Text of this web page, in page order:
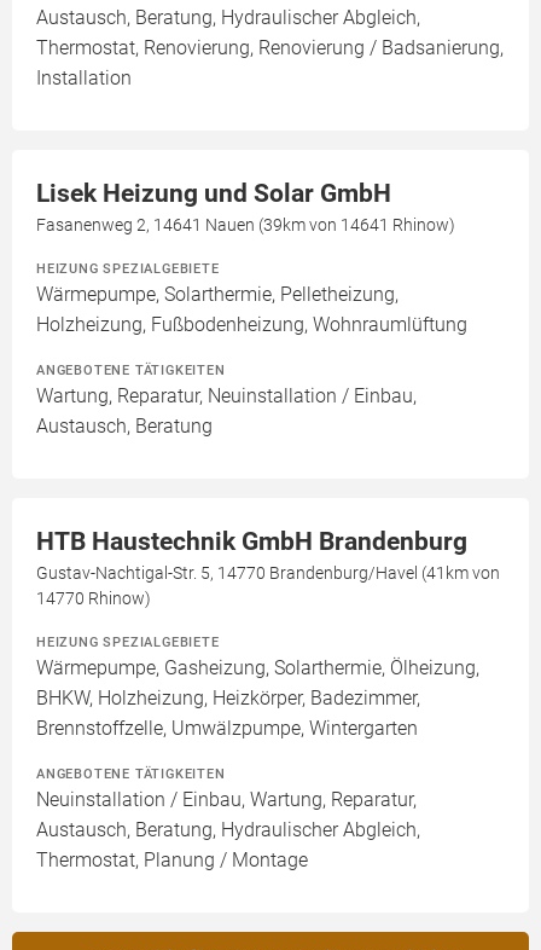
Austausch, Beratung, Hydraulischer Abgleich,
Thermostat, Renovierung, Renovierung / Badsanierung,
Installation
Lisek Heizung und Solar GmbH
Fasanenweg 2, 14641 Nauen (39km von 14641 Rhinow)
HEIZUNG SPEZIALGEBIETE
Wärmepumpe, Solarthermie, Pelletheizung,
Holzheizung, Fußbodenheizung, Wohnraumlüftung
ANGEBOTENE TÄTIGKEITEN
Wartung, Reparatur, Neuinstallation / Einbau,
Austausch, Beratung
HTB Haustechnik GmbH Brandenburg
Gustav-Nachtigal-Str. 5, 14770 Brandenburg/Havel (41km von
14770 Rhinow)
HEIZUNG SPEZIALGEBIETE
Wärmepumpe, Gasheizung, Solarthermie, Ölheizung,
BHKW, Holzheizung, Heizkörper, Badezimmer,
Brennstoffzelle, Umwälzpumpe, Wintergarten
ANGEBOTENE TÄTIGKEITEN
Neuinstallation / Einbau, Wartung, Reparatur,
Austausch, Beratung, Hydraulischer Abgleich,
Thermostat, Planung / Montage